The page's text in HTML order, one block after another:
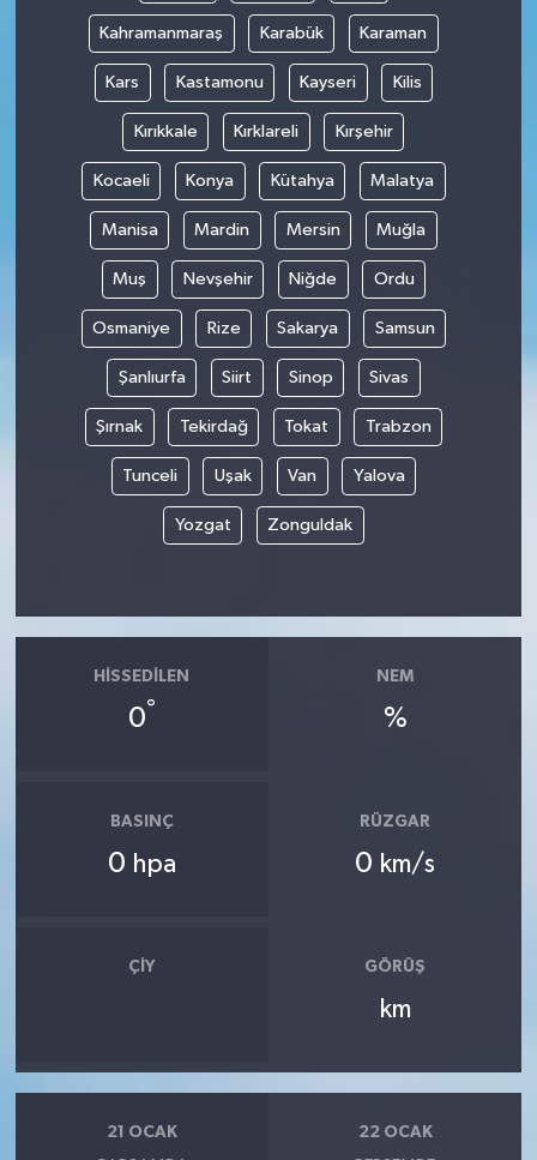
Kahramanmaraş Karabük Karaman
Kars Kastamonu Kayseri Kilis
Kırıkkale Kırklareli Kırşehir
Kocaeli Konya Kütahya Malatya
Manisa Mardin Mersin Muğla
Muş Nevşehir Niğde Ordu
Osmaniye Rize Sakarya Samsun
Şanlıurfa Siirt Sinop Sivas
Şırnak Tekirdağ Tokat Trabzon
Tunceli Uşak Van Yalova
Yozgat Zonguldak
HISSEDILEN
0°
NEM
%
BASINÇ
0 hpa
RÜZGAR
0 km/s
ÇIY GÖRÜŞ
km
21 OCAK 22 OCAK